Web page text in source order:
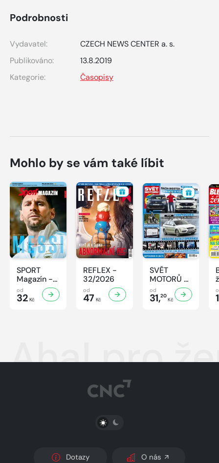
Podrobnosti
Vydavatel:
CZECH NEWS CENTER a. s.
Publikováno:
13.8.2019
Kategorie:
Časopisy
Mohlo by se vám také líbit
SPORT
Magazín -
32/2026
od
32 Kč
REFLEX -
32/2026
od
47 Kč
SVĚT
MOTORŮ -
32/2026
od
31,20
Kč
Aha! pro
PŘEPNOUT SVĚTLÝ/TMAVÝ REŽIM
Dotazy O nás